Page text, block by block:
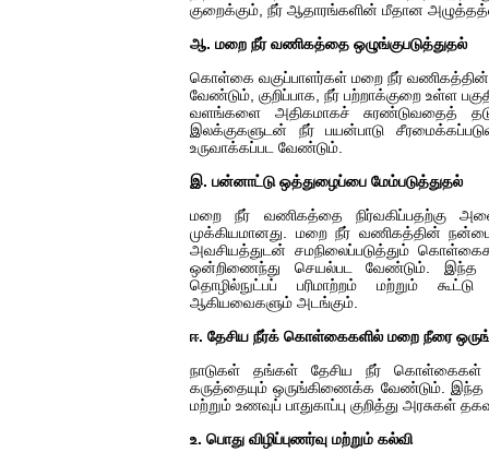
குறைக்கும், நீர் ஆதாரங்களின் மீதான
ஆ. மறை நீர் வணிகத்தை ஒழுங்குபடுத்துதல்
கொள்கை வகுப்பாளர்கள் மறை நீர்
வேண்டும், குறிப்பாக, நீர் பற்றாக்குறை உள்ள
வளங்களை அதிகமாகச் சுரண்டுவதைத்
இலக்குகளுடன் நீர் பயன்பாடு
உருவாக்கப்பட வேண்டும்.
இ. பன்னாட்டு ஒத்துழைப்பை மேம்படுத்துதல்
மறை நீர் வணிகத்தை நிர்வகிப்பதற்கு
முக்கியமானது. மறை நீர் வணிகத்தின்
அவசியத்துடன் சமநிலைப்படுத்தும்
ஒன்றிணைந்து செயல்பட வேண்டும். இந்த
தொழில்நுட்பப் பரிமாற்றம் மற்றும்
ஆகியவைகளும் அடங்கும்.
ஈ. தேசிய நீர்க் கொள்கைகளில் மறை நீரை
நாடுகள் தங்கள் தேசிய நீர் கொள்கைகள்
கருத்தையும் ஒருங்கிணைக்க வேண்டும். இந்த
மற்றும் உணவுப் பாதுகாப்பு குறித்து அரசுகள்
உ. பொது விழிப்புணர்வு மற்றும் கல்வி